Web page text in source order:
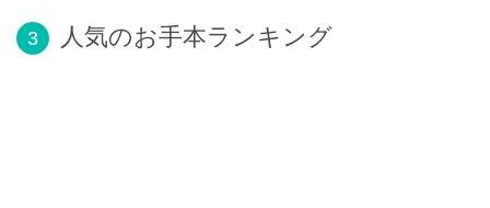
3 人気のお手本ランキング